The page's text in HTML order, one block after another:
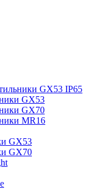
GX53 IP65
GX53
GX70
MR16
GX53
GX70